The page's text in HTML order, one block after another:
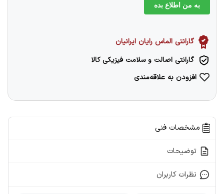
به من اطلاع بده
گارانتی الماس رایان ایرانیان
گارانتی اصالت و سلامت فیزیکی کالا
افزودن به علاقه‌مندی
مشخصات فنی
توضیحات
نظرات کاربران